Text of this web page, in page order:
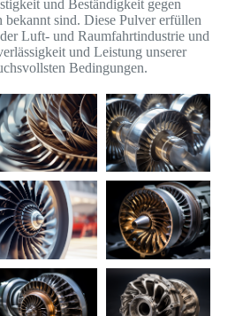
und Beständigkeit gegen
bekannt sind. Diese Pulver erfüllen
Luft- und Raumfahrtindustrie und
und Leistung unserer
Bedingungen.